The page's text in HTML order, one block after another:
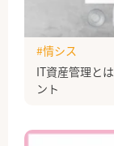
IT資産管理と
ント
#情シス